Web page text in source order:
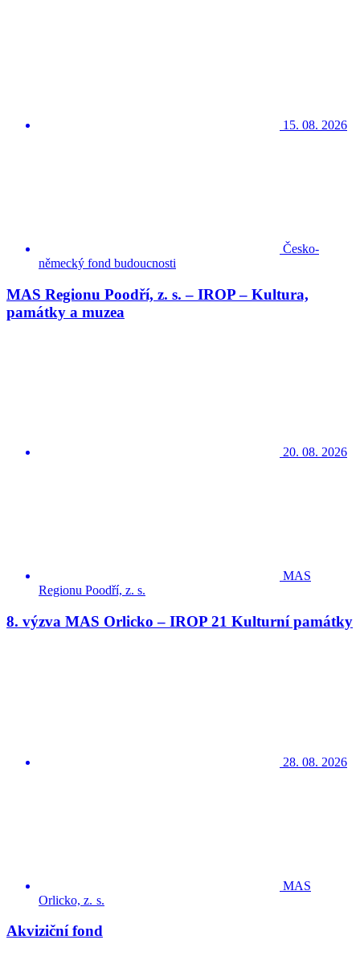
15. 08. 2026
Česko-
německý fond budoucnosti
MAS Regionu Poodří, z. s. – IROP – Kultura,
památky a muzea
20. 08. 2026
MAS
Regionu Poodří, z. s.
8. výzva MAS Orlicko – IROP 21 Kulturní památky
28. 08. 2026
MAS
Orlicko, z. s.
Akviziční fond